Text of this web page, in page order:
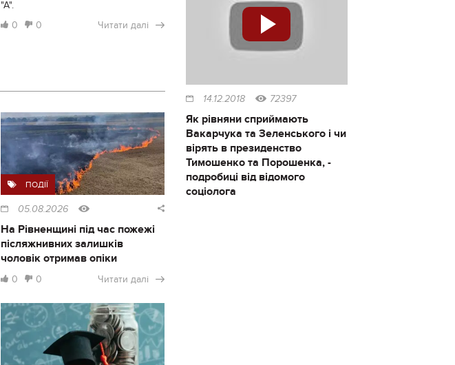
"А".
0
0 Читати далі
ПОДІЇ
05.08.2026
На Рівненщині під час пожежі
післяжнивних залишків
чоловік отримав опіки
0 0 Читати далі
14.12.2018 72397
Як рівняни сприймають
Вакарчука та Зеленського і чи
вірять в президенство
Тимошенко та Порошенка, -
подробиці від відомого
соціолога